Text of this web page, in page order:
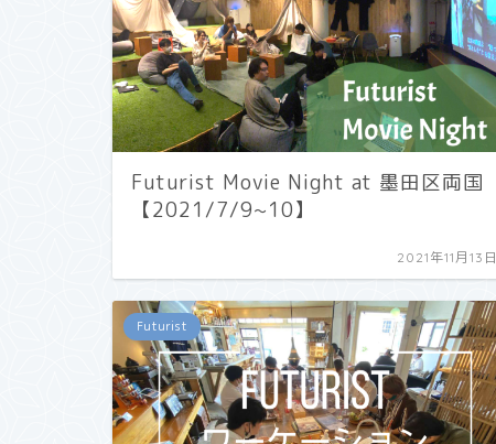
Futurist Movie Night at 墨田区両国
【2021/7/9~10】
2021年11月13日
Futurist